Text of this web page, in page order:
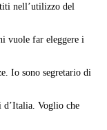
nell’utilizzo del
vuole far eleggere i
Io sono segretario di
Voglio che